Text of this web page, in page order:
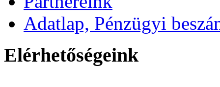
Adatlap, Pénzügyi
Elérhetőségeink